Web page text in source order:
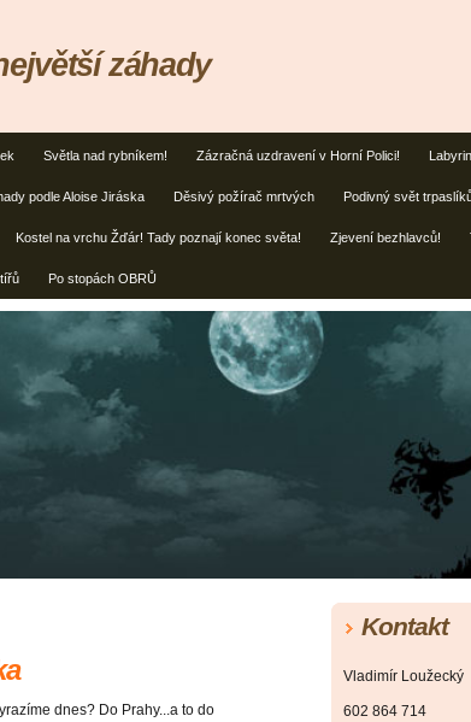
Světla nad rybníkem! Zázračná uzdravení v Horní Polici!
podle Aloise Jiráska Děsivý požírač mrtvých Podivný svět
Kostel na vrchu Žďár! Tady poznají konec světa! Zjevení bezhlavců!
Po stopách OBRŮ
záhady
dnes? Do Prahy...a to do
Kontakt
Vladimír Loužecký
602 864 714